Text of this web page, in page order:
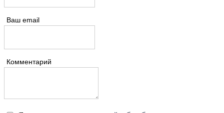
Ваш email
Комментарий